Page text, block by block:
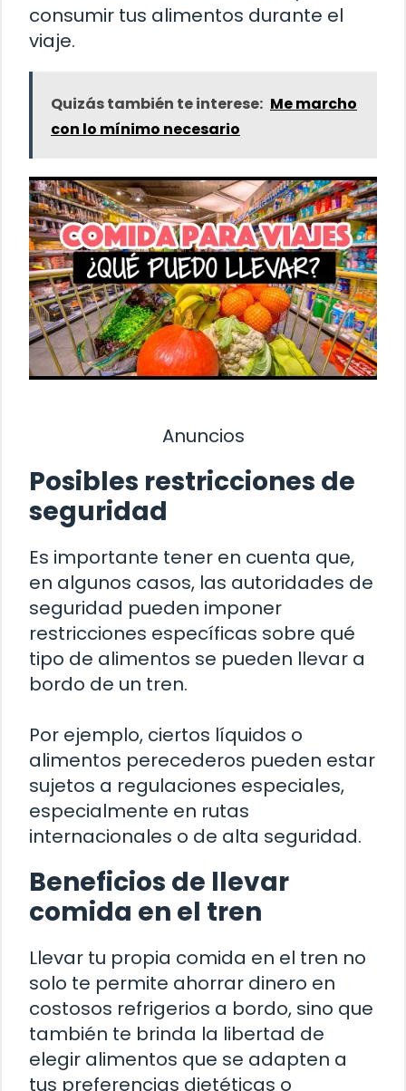
consumir tus alimentos durante el
viaje.
Quizás también te interese: Me marcho
con lo mínimo necesario
Anuncios
Posibles restricciones de
seguridad
Es importante tener en cuenta que,
en algunos casos, las autoridades de
seguridad pueden imponer
restricciones específicas sobre qué
tipo de alimentos se pueden llevar a
bordo de un tren.
Por ejemplo, ciertos líquidos o
alimentos perecederos pueden estar
sujetos a regulaciones especiales,
especialmente en rutas
internacionales o de alta seguridad.
Beneficios de llevar
comida en el tren
Llevar tu propia comida en el tren no
solo te permite ahorrar dinero en
costosos refrigerios a bordo, sino que
también te brinda la libertad de
elegir alimentos que se adapten a
tus preferencias dietéticas o